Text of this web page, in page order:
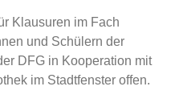
Klausuren im Fach
und Schülern der
DFG in Kooperation mit
im Stadtfenster offen.